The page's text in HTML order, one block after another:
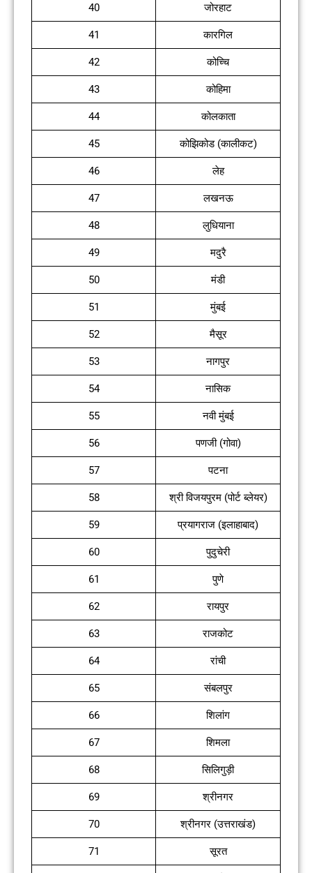
40 जोरहाट
41 कारगिल
42 कोच्चि
43 कोहिमा
44 कोलकाता
45 कोझिकोड (कालीकट)
46 लेह
47 लखनऊ
48 लुधियाना
49 मदुरै
50 मंडी
51 मुंबई
52 मैसूर
53 नागपुर
54 नासिक
55 नवी मुंबई
56 पणजी (गोवा)
57 पटना
58 श्री विजयपुरम (पोर्ट ब्लेयर)
59 प्रयागराज (इलाहाबाद)
60 पुदुचेरी
61 पुणे
62 रायपुर
63 राजकोट
64 रांची
65 संबलपुर
66 शिलांग
67 शिमला
68 सिलिगुड़ी
69 श्रीनगर
70 श्रीनगर (उत्तराखंड)
71 सूरत